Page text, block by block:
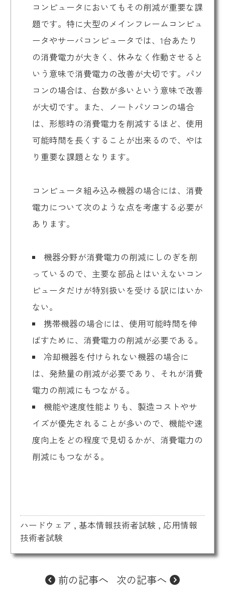
コンピュータにおいてもその削減が重要な課
題です。特に大型のメインフレームコンピュ
ータやサーバコンピュータでは、1台あたり
の消費電力が大きく、休みなく作動させると
いう意味で消費電力の改善が大切です。パソ
コンの場合は、台数が多いという意味で改善
が大切です。また、ノートパソコンの場合
は、形態時の消費電力を削減するほど、使用
可能時間を長くすることが出来るので、やは
り重要な課題となります。
コンピュータ組み込み機器の場合には、消費
電力について次のような点を考慮する必要が
あります。
機器分野が消費電力の削減にしのぎを削
っているので、主要な部品とはいえないコン
ピュータだけが特別扱いを受ける訳にはいか
ない。
携帯機器の場合には、使用可能時間を伸
ばすために、消費電力の削減が必要である。
冷却機器を付けられない機器の場合に
は、発熱量の削減が必要であり、それが消費
電力の削減にもつながる。
機能や速度性能よりも、製造コストやサ
イズが優先されることが多いので、機能や速
度向上をどの程度で見切るかが、消費電力の
削減にもつながる。
ハードウェア , 基本情報技術者試験 , 応用情報
技術者試験
前の記事へ 次の記事へ